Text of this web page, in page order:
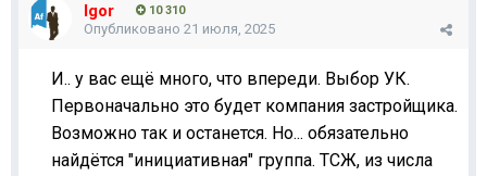
Igor 10 310
Опубликовано 21 июля, 2025
И.. у вас ещё много, что впереди. Выбор УК.
Первоначально это будет компания застройщика.
Возможно так и останется. Но... обязательно
найдётся "инициативная" группа. ТСЖ, из числа